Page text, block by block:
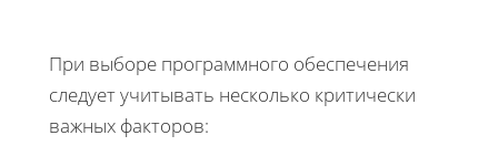
При выборе программного обеспечения
следует учитывать несколько критически
важных факторов: